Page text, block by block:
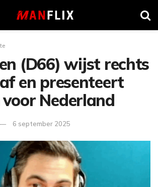
(D66) wijst rechts
en presenteert
Nederland
6 september 2025